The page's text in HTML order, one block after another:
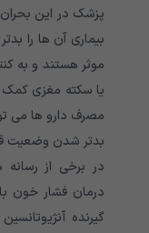
پزشک در این
بیماری آن ها را
موثر هستند و به
یا سکته مغزی کمک
مصرف دارو ها می
بدتر شدن وضعیت
در برخی از
گیرنده